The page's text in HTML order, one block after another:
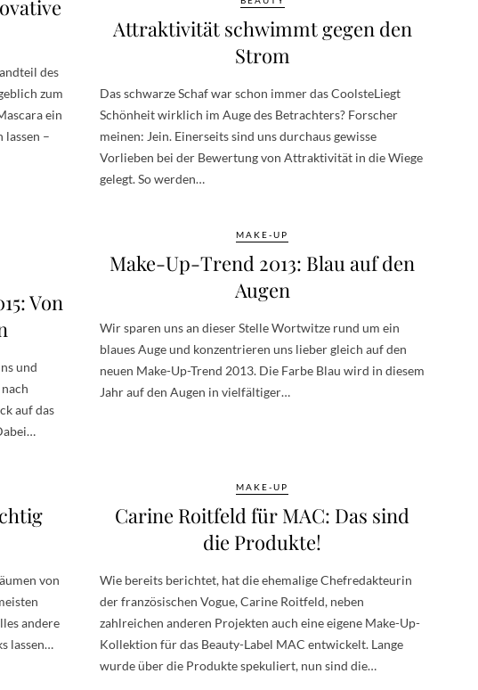
des
zum
ein
–
Attraktivität schwimmt gegen den
Strom
Das schwarze Schaf war schon immer das CoolsteLiegt
Schönheit wirklich im Auge des Betrachters? Forscher
meinen: Jein. Einerseits sind uns durchaus gewisse
Vorlieben bei der Bewertung von Attraktivität in die Wiege
gelegt. So werden…
Von
und
auf das
MAKE-UP
Make-Up-Trend 2013: Blau auf den
Augen
Wir sparen uns an dieser Stelle Wortwitze rund um ein
blaues Auge und konzentrieren uns lieber gleich auf den
neuen Make-Up-Trend 2013. Die Farbe Blau wird in diesem
Jahr auf den Augen in vielfältiger…
von
andere
lassen…
MAKE-UP
Carine Roitfeld für MAC: Das sind
die Produkte!
Wie bereits berichtet, hat die ehemalige Chefredakteurin
der französischen Vogue, Carine Roitfeld, neben
zahlreichen anderen Projekten auch eine eigene Make-Up-
Kollektion für das Beauty-Label MAC entwickelt. Lange
wurde über die Produkte spekuliert, nun sind die…